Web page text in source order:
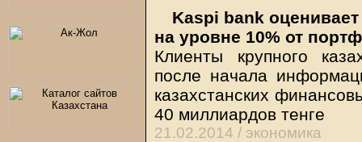
Kaspi bank оценивает
на уровне 10% от
Клиенты крупного
после начала
казахстанских
40 миллиардов тенге
21.02.2014 / экономика